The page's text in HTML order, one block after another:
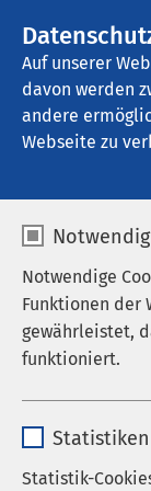
Auf unserer
davon werden
andere
Webseite zu
Notwendig
Notwendige
Funktionen der
gewährleistet,
funktioniert.
Anbieter
Statistiken
Statistik-
AMEOS Pflege
Oberhausen
Das
Kreuz
16.06.2026